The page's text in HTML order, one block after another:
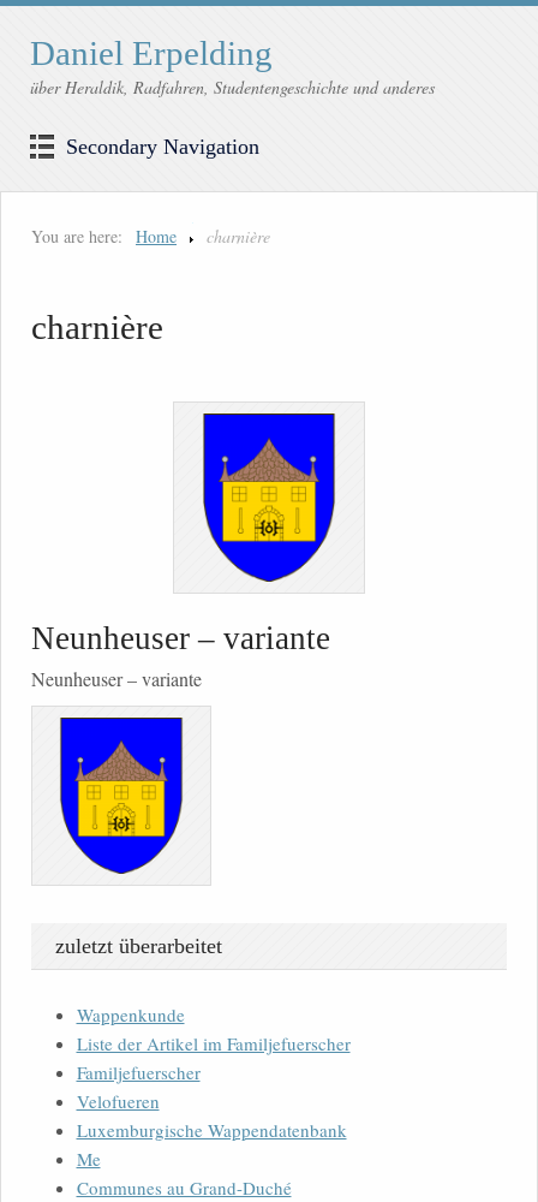
Daniel Erpelding
über Heraldik, Radfahren, Studentengeschichte und anderes
Secondary Navigation
You are here: Home charnière
charnière
Neunheuser – variante
Neunheuser – variante
zuletzt überarbeitet
Wappenkunde
Liste der Artikel im Familjefuerscher
Familjefuerscher
Velofueren
Luxemburgische Wappendatenbank
Me
Communes au Grand-Duché